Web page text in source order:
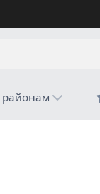
жалуются